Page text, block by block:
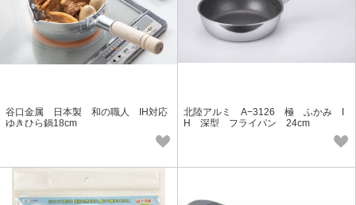
谷口金属 日本製 和の職人 IH対応
ゆきひら鍋18cm
北陸アルミ A−3126 極 ふかみ I
H 深型 フライパン 24cm